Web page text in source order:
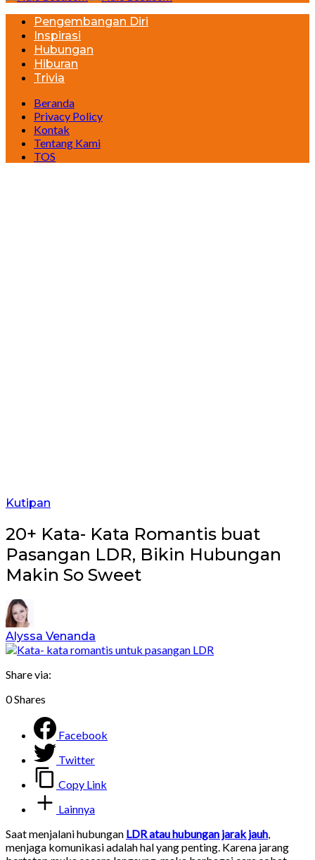
Pengembangan Diri
Inspirasi
Hubungan
Hiburan
Trivia
Beranda
Privacy Policy
Kontak
Tentang Kami
TOS
Kutipan
20+ Kata- Kata Romantis buat
Pasangan LDR, Bikin Hubungan
Makin So Sweet
Alyssa Venanda
Share via:
0Shares
Facebook
Twitter
Copy Link
Lainnya
Saat menjalani hubungan LDR atau hubungan jarak jauh,
menjaga komunikasi adalah hal yang penting. Karena jarang